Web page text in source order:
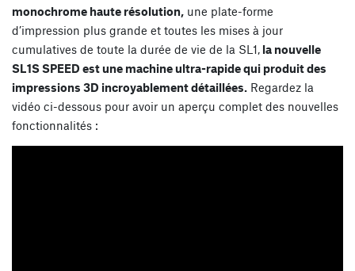
monochrome haute résolution, une plate-forme
d’impression plus grande et toutes les mises à jour
cumulatives de toute la durée de vie de la SL1, la nouvelle
SL1S SPEED est une machine ultra-rapide qui produit des
impressions 3D incroyablement détaillées. Regardez la
vidéo ci-dessous pour avoir un aperçu complet des nouvelles
fonctionnalités :